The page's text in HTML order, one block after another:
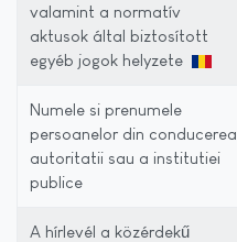
valamint a normatív
aktusok által biztosított
egyéb jogok helyzete
Numele si prenumele
persoanelor din conducerea
autoritatii sau a institutiei
publice
A hírlevél a közérdekű